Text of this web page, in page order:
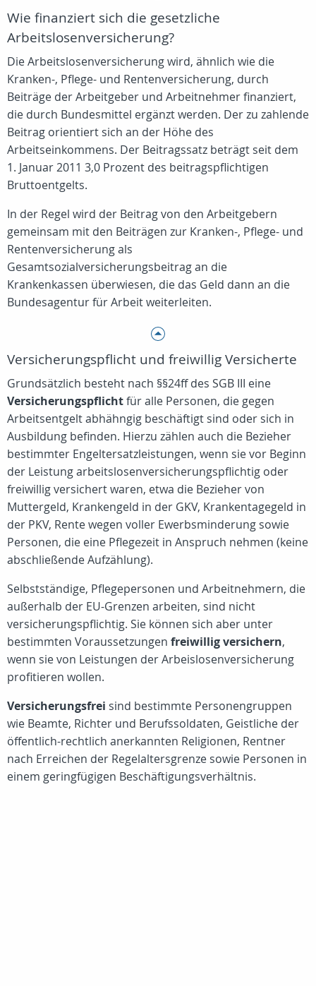
Wie finanziert sich die gesetzliche
Arbeitslosenversicherung?
Die Arbeitslosenversicherung wird, ähnlich wie die
Kranken-, Pflege- und Rentenversicherung, durch
Beiträge der Arbeitgeber und Arbeitnehmer finanziert,
die durch Bundesmittel ergänzt werden. Der zu zahlende
Beitrag orientiert sich an der Höhe des
Arbeitseinkommens. Der Beitragssatz beträgt seit dem
1. Januar 2011 3,0 Prozent des beitragspflichtigen
Bruttoentgelts.
In der Regel wird der Beitrag von den Arbeitgebern
gemeinsam mit den Beiträgen zur Kranken-, Pflege- und
Rentenversicherung als
Gesamtsozialversicherungsbeitrag an die
Krankenkassen überwiesen, die das Geld dann an die
Bundesagentur für Arbeit weiterleiten.
Versicherungspflicht und freiwillig Versicherte
Grundsätzlich besteht nach §§24ff des SGB III eine
Versicherungspflichtfür alle Personen, die gegen
Arbeitsentgelt abhähngig beschäftigt sind oder sich in
Ausbildung befinden. Hierzu zählen auch die Bezieher
bestimmter Engeltersatzleistungen, wenn sie vor Beginn
der Leistung arbeitslosenversicherungspflichtig oder
freiwillig versichert waren, etwa die Bezieher von
Muttergeld, Krankengeld in der GKV, Krankentagegeld in
der PKV, Rente wegen voller Ewerbsminderung sowie
Personen, die eine Pflegezeit in Anspruch nehmen (keine
abschließende Aufzählung).
Selbstständige, Pflegepersonen und Arbeitnehmern, die
außerhalb der EU-Grenzen arbeiten, sind nicht
versicherungspflichtig. Sie können sich aber unter
bestimmten Voraussetzungen freiwillig versichern,
wenn sie von Leistungen der Arbeislosenversicherung
profitieren wollen.
Versicherungsfrei sind bestimmte Personengruppen
wie Beamte, Richter und Berufssoldaten, Geistliche der
öffentlich-rechtlich anerkannten Religionen, Rentner
nach Erreichen der Regelaltersgrenze sowie Personen in
einem geringfügigen Beschäftigungsverhältnis.